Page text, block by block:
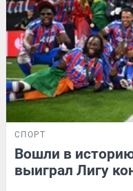
СПОРТ
Вошли в
выиграл Лигу